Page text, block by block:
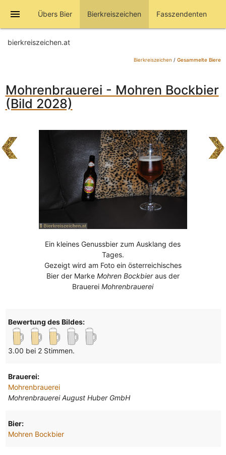
menu Übers Bier Bierkreiszeichen Fasszendenten
bierkreiszeichen.at
Bierkreiszeichen / Gesammelte Biere
Mohrenbrauerei - Mohren Bockbier
(Bild 2028)
Ein kleines Genussbier zum Ausklang des
Tages.
Gezeigt wird am Foto ein österreichisches
Bier der Marke Mohren Bockbieraus der
BrauereiMohrenbrauerei
Bewertung des Bildes:
3.00 bei 2 Stimmen.
Brauerei:
Mohrenbrauerei
Mohrenbrauerei August Huber GmbH
Bier:
Mohren Bockbier